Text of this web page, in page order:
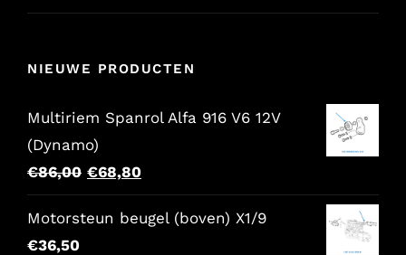
NIEUWE PRODUCTEN
Multiriem Spanrol Alfa 916 V6 12V
(Dynamo)
€86,00 Oorspronkelijke
prijs
was:
€68,80Huidige
prijs
is:
Motorsteun beugel (boven) X1/9
€36,50